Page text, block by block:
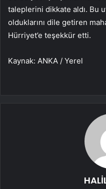
taleplerini dikkate aldı. Bu
olduklarını dile getiren
Hürriyet’e teşekkür etti.
Kaynak: ANKA / Yerel